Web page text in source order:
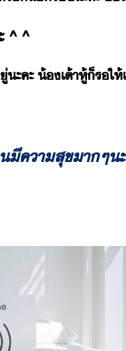
​^​ ​^
คะ​ ​้​เต้าหู้​็​ร​ให้
คาสุข​า​ๆ​